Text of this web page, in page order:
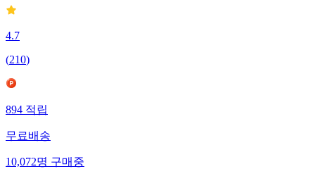
4.7
(210)
894 적립
무료배송
10,072명 구매중